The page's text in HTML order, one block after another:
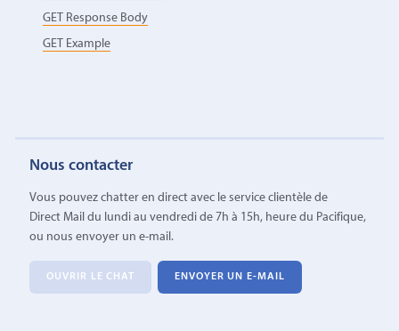
GET Response Body
GET Example
Nous contacter
Vous pouvez chatter en direct avec le service clientèle de
Direct Mail du lundi au vendredi de 7h à 15h, heure du Pacifique,
ou nous envoyer un e-mail.
OUVRIR LE CHAT ENVOYER UN E-MAIL